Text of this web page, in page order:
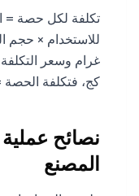
تكلفة لكل حصة =
كج، فتكلفة الحصة = 0.16 × $7.00 =
نصائح
المصنع